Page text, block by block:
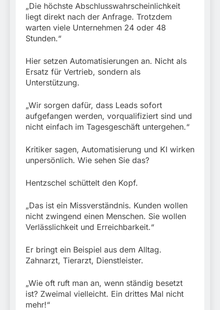
„Die höchste Abschlusswahrscheinlichkeit
liegt direkt nach der Anfrage. Trotzdem
warten viele Unternehmen 24 oder 48
Stunden.“
Hier setzen Automatisierungen an. Nicht als
Ersatz für Vertrieb, sondern als
Unterstützung.
„Wir sorgen dafür, dass Leads sofort
aufgefangen werden, vorqualifiziert sind und
nicht einfach im Tagesgeschäft untergehen.“
Kritiker sagen, Automatisierung und KI wirken
unpersönlich. Wie sehen Sie das?
Hentzschel schüttelt den Kopf.
„Das ist ein Missverständnis. Kunden wollen
nicht zwingend einen Menschen. Sie wollen
Verlässlichkeit und Erreichbarkeit.“
Er bringt ein Beispiel aus dem Alltag.
Zahnarzt, Tierarzt, Dienstleister.
„Wie oft ruft man an, wenn ständig besetzt
ist? Zweimal vielleicht. Ein drittes Mal nicht
mehr!“